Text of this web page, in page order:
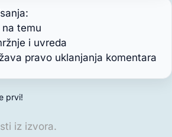
temu
i uvreda
pravo uklanjanja komentara
prvi!
iz izvora.